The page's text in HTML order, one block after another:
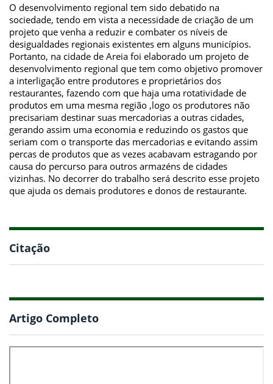
O desenvolvimento regional tem sido debatido na
sociedade, tendo em vista a necessidade de criação de um
projeto que venha a reduzir e combater os níveis de
desigualdades regionais existentes em alguns municípios.
Portanto, na cidade de Areia foi elaborado um projeto de
desenvolvimento regional que tem como objetivo promover
a interligação entre produtores e proprietários dos
restaurantes, fazendo com que haja uma rotatividade de
produtos em uma mesma região ,logo os produtores não
precisariam destinar suas mercadorias a outras cidades,
gerando assim uma economia e reduzindo os gastos que
seriam com o transporte das mercadorias e evitando assim
percas de produtos que as vezes acabavam estragando por
causa do percurso para outros armazéns de cidades
vizinhas. No decorrer do trabalho será descrito esse projeto
que ajuda os demais produtores e donos de restaurante.
Citação
Artigo Completo